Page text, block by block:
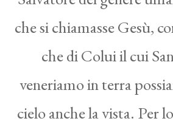
che si chiamasse Gesù,
che di Colui il cui
veneriamo in terra
cielo anche la vista. Per